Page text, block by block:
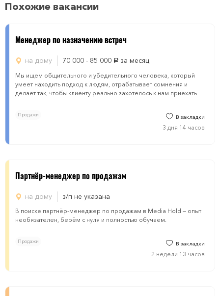
Похожие вакансии
Менеджер по назначению встреч
на дому 70 000 - 85 000 руб. за месяц
Мы ищем общительного и убедительного человека, который
умеет находить подход к людям, отрабатывает сомнения и
делает так, чтобы клиенту реально захотелось к нам приехать
Продажи В закладки
3 дня 14 часов
Партнёр-менеджер по продажам
на дому з/п не указана
В поиске партнёр-менеджер по продажам в Media Hold — опыт
необязателен, берём с нуля и полностью обучаем.
Продажи В закладки
2 недели 13 часов